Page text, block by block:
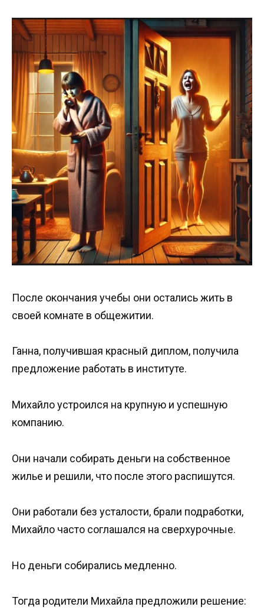
После окончания учебы они остались жить в
своей комнате в общежитии.
Ганна, получившая красный диплом, получила
предложение работать в институте.
Михайло устроился на крупную и успешную
компанию.
Они начали собирать деньги на собственное
жилье и решили, что после этого распишутся.
Они работали без усталости, брали подработки,
Михайло часто соглашался на сверхурочные.
Но деньги собирались медленно.
Тогда родители Михайла предложили решение: